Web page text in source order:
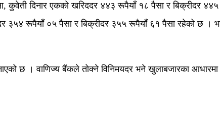
दिनार एकको खरिददर ४४३ रूपैयाँ १८ पैसा र बिक्रीदर ४४५
३५४ रूपैयाँ ०५ पैसा र बिक्रीदर ३५५ रूपैयाँ ६१ पैसा रहेको छ ।
छ । वाणिज्य बैंकले तोक्ने विनिमयदर भने खुलाबजारका